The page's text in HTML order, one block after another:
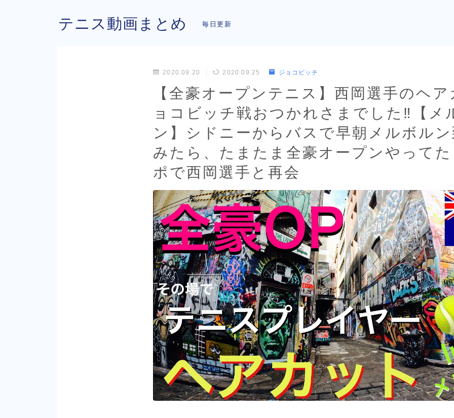
テニス動画まとめ 毎日更新
2020.09.20 2020.09.25 ジョコビッチ
【全豪オープンテニス】西岡選手のヘア
ョコビッチ戦おつかれさまでした‼︎【メ
ン】シドニーからバスで早朝メルボルン
みたら、たまたま全豪オープンやってた
ポで西岡選手と再会